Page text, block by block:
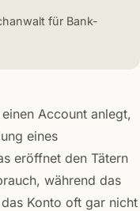
für Bank-
Account anlegt,
eines
eröffnet den Tätern
während das
Konto oft gar nicht